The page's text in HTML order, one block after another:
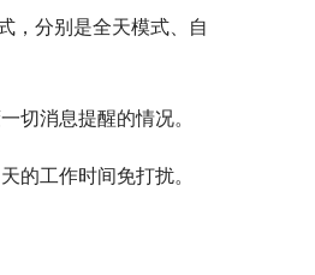
，分别是全天模式、自
切消息提醒的情况。
的工作时间免打扰。